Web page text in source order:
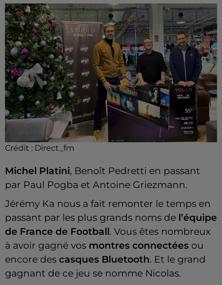
Crédit : Direct_fm
Michel Platini, Benoît Pedretti en passant
par Paul Pogba et Antoine Griezmann.
Jérémy Ka nous a fait remonter le temps en
passant par les plus grands noms de l’équipe
de France de Football. Vous êtes nombreux
à avoir gagné vos montres connectées ou
encore des casques Bluetooth. Et le grand
gagnant de ce jeu se nomme Nicolas.